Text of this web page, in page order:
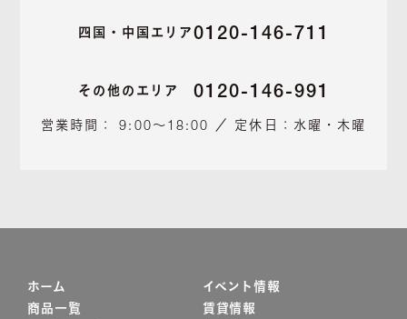
四国・中国エリア 0120-146-711
その他のエリア 0120-146-991
営業時間： 9:00～18:00 ／ 定休日：水曜・木曜
ホーム
商品一覧
イベント情報
賃貸情報